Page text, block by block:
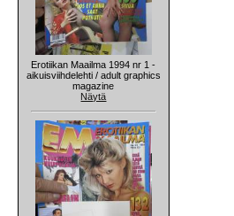
Erotiikan Maailma 1994 nr 1 -
aikuisviihdelehti / adult graphics
magazine
Näytä